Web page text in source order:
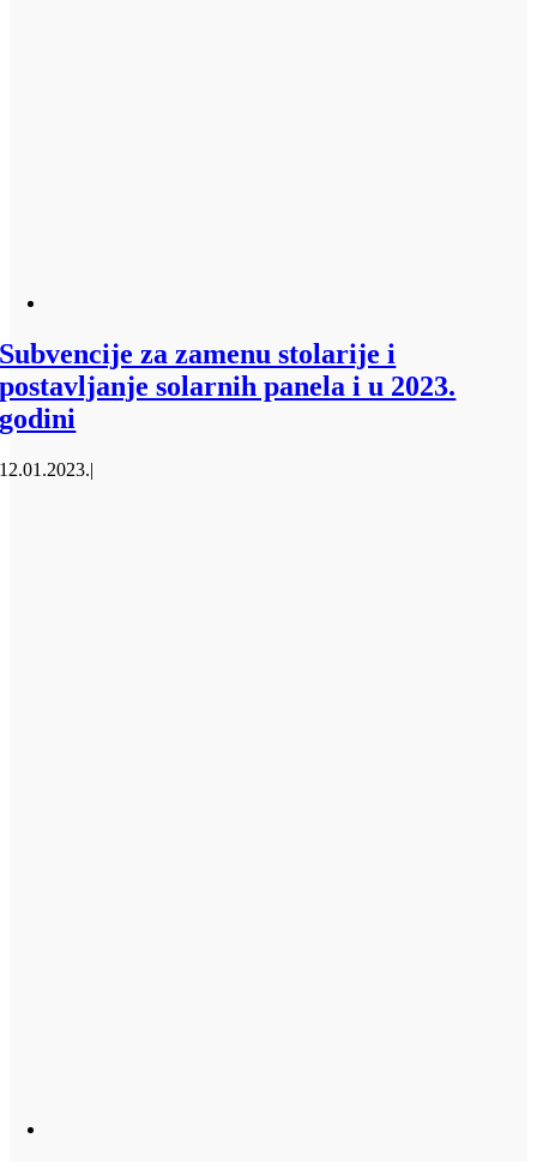
Subvencije za zamenu stolarije i
postavljanje solarnih panela i u 2023.
godini
12.01.2023.|